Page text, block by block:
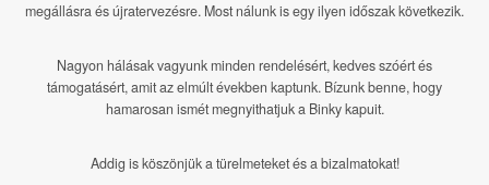
megállásra és újratervezésre. Most nálunk is egy ilyen időszak következik.
Nagyon hálásak vagyunk minden rendelésért, kedves szóért és
támogatásért, amit az elmúlt években kaptunk. Bízunk benne, hogy
hamarosan ismét megnyithatjuk a Binky kapuit.
Addig is köszönjük a türelmeteket és a bizalmatokat!